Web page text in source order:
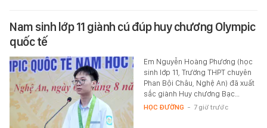
Nam sinh lớp 11 giành cú đúp huy chương Olympic
quốc tế
Em Nguyễn Hoàng Phương (học
sinh lớp 11, Trường THPT chuyên
Phan Bội Châu, Nghệ An) đã xuất
sắc giành Huy chương Bạc…
HỌC ĐƯỜNG - 7 giờ trước